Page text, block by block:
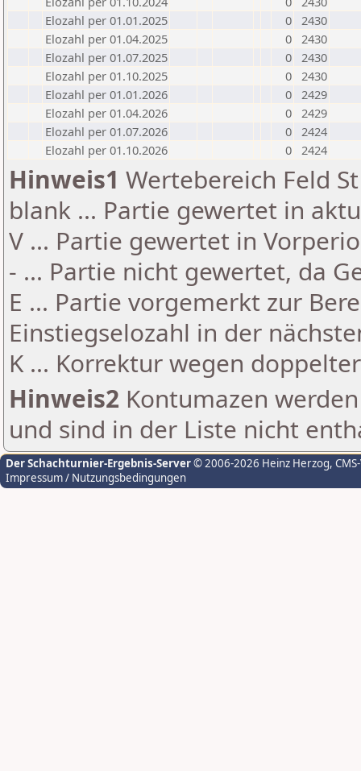
Elozahl per 01.01.2025
0 2430
Elozahl per 01.04.2025
0 2430
Elozahl per 01.07.2025
0 2430
Elozahl per 01.10.2025
0 2430
Elozahl per 01.01.2026
0 2429
Elozahl per 01.04.2026
0 2429
Elozahl per 01.07.2026
0 2424
Elozahl per 01.10.2026
0 2424
Hinweis1 Wertebereich Feld
blank ... Partie gewertet in
V ... Partie gewertet in
- ... Partie nicht gewertet, da
E ... Partie vorgemerkt zur
Einstiegselozahl in der
K ... Korrektur wegen
Hinweis2 Kontumazen
und sind in der Liste nicht
Der Schachturnier-Ergebnis-Server© 2006-2026 Heinz Herzog,
Impressum / Nutzungsbedingungen